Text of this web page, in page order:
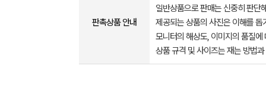
판촉상품 안내
일반상품으로 판매는 신중히 판단
제공되는 상품의 사진은 이해를
모니터의 해상도, 이미지의 품질
상품 규격 및 사이즈는 재는 방법